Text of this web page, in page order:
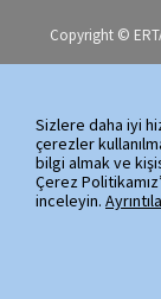
Copyright ©
Erta
Ayazaga
34485
Fax:
E-mail:
Sizlere daha iyi
çerezler
bilgi almak ve
Çerez
inceleyin.